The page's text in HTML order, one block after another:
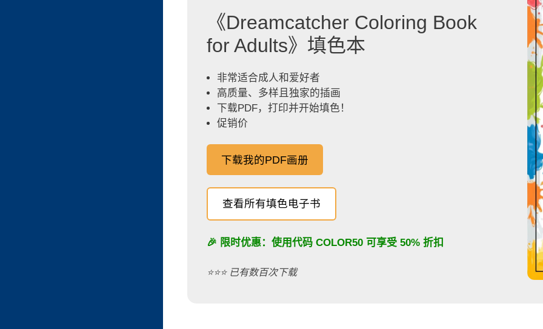
《Dreamcatcher Coloring Book
for Adults》填色本
非常适合成人和爱好者
高质量、多样且独家的插画
下载PDF，打印并开始填色！
促销价
下载我的PDF画册
查看所有填色电子书
🎉 限时优惠：使用代码 COLOR50可享受 50% 折扣
⭐️⭐️⭐️ 已有数百次下载